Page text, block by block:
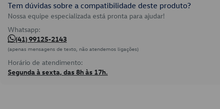
Tem dúvidas sobre a compatibilidade deste produto?
Nossa equipe especializada está pronta para ajudar!
Whatsapp:
(41) 99125-2143
(apenas mensagens de texto, não atendemos ligações)
Horário de atendimento:
Segunda à sexta, das 8h às 17h.